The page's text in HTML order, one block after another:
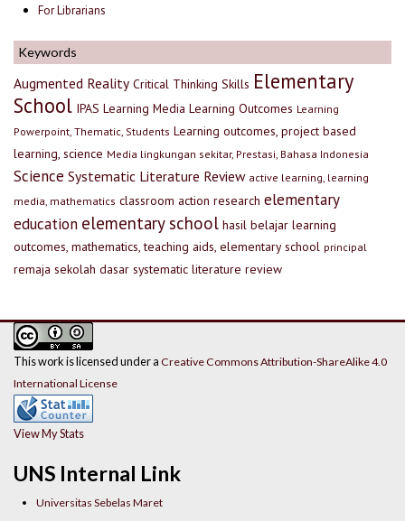
For Librarians
Keywords
Augmented Reality Critical Thinking Skills Elementary
School IPAS Learning Media Learning Outcomes Learning
Powerpoint, Thematic, Students Learning outcomes, project based
learning, science Media lingkungan sekitar, Prestasi, Bahasa Indonesia
Science Systematic Literature Review active learning, learning
media, mathematics classroom action research elementary
education elementary school hasil belajar learning
outcomes, mathematics, teaching aids, elementary school principal
remaja sekolah dasar systematic literature review
UNS Internal Link
Universitas Sebelas Maret
This work is licensed under a Creative Commons Attribution-ShareAlike 4.0
International License
View My Stats